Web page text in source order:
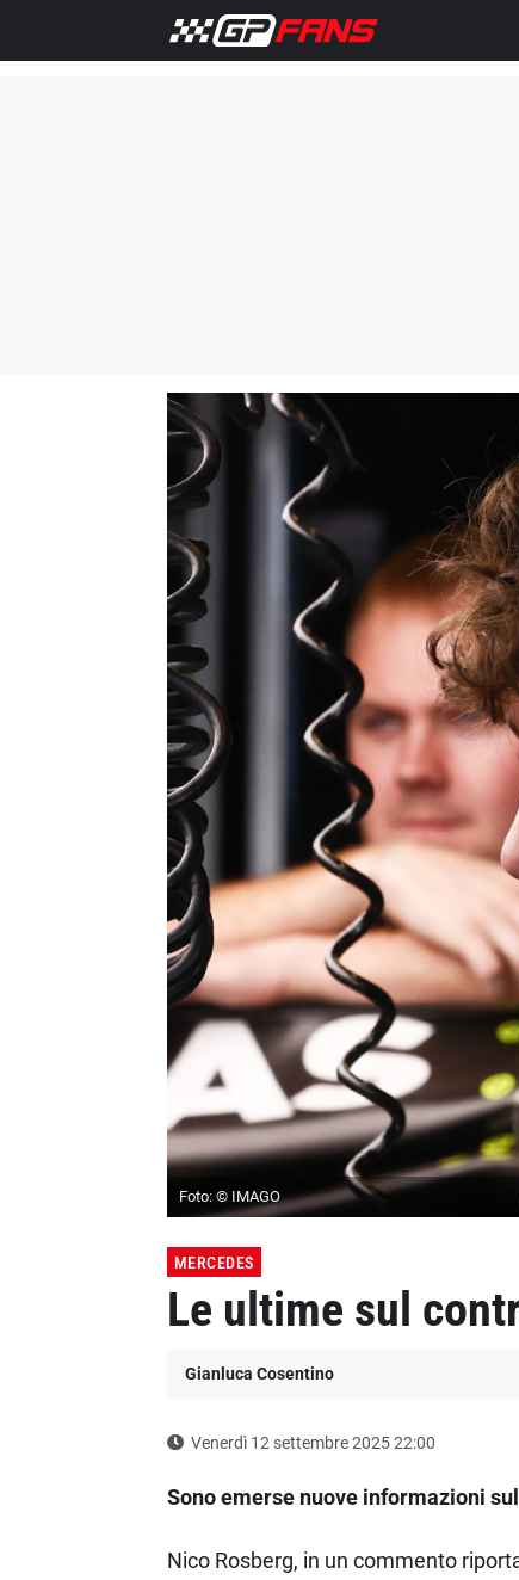
Foto: © IMAGO
MERCEDES
Le ultime sul
Gianluca Cosentino
Venerdì 12 settembre 2025 22:00
Sono emerse nuove informazioni
Nico Rosberg, in un commento